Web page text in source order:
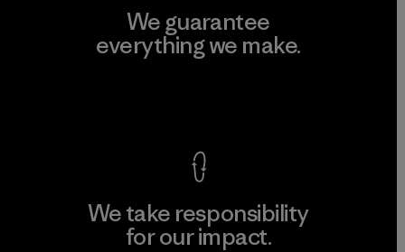
We guarantee
everything we make.
We take responsibility
for our impact.